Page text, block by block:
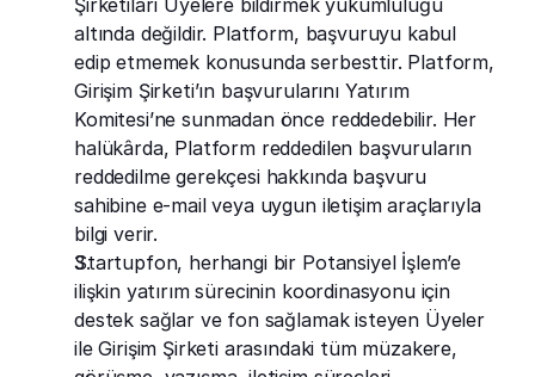
Şirketiları Üyelere bildirmek yükümlülüğü
altında değildir. Platform, başvuruyu kabul
edip etmemek konusunda serbesttir. Platform,
Girişim Şirketi’ın başvurularını Yatırım
Komitesi’ne sunmadan önce reddedebilir. Her
halükârda, Platform reddedilen başvuruların
reddedilme gerekçesi hakkında başvuru
sahibine e-mail veya uygun iletişim araçlarıyla
bilgi verir.
Startupfon, herhangi bir Potansiyel İşlem’e
ilişkin yatırım sürecinin koordinasyonu için
destek sağlar ve fon sağlamak isteyen Üyeler
ile Girişim Şirketi arasındaki tüm müzakere,